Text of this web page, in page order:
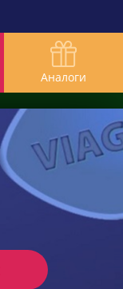
Аналоги